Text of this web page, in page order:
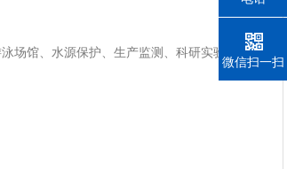
场馆、水源保护、生产监测、科研实验等。
微信扫一扫